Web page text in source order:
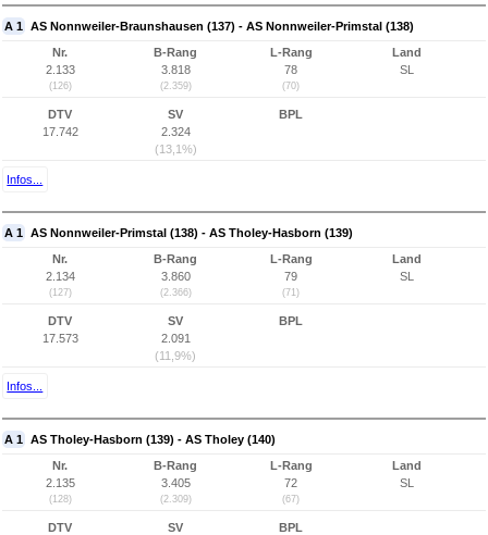
A 1 AS Nonnweiler-Braunshausen (137) - AS Nonnweiler-Primstal (138)
Nr.
2.133
(126)
B-Rang
3.818
(2.359)
L-Rang
78
(70)
Land
SL
DTV
17.742
SV
2.324
(13,1%)
BPL
Infos...
A 1 AS Nonnweiler-Primstal (138) - AS Tholey-Hasborn (139)
Nr.
2.134
(127)
B-Rang
3.860
(2.366)
L-Rang
79
(71)
Land
SL
DTV
17.573
SV
2.091
(11,9%)
BPL
Infos...
A 1 AS Tholey-Hasborn (139) - AS Tholey (140)
Nr.
2.135
(128)
B-Rang
3.405
(2.309)
L-Rang
72
(67)
Land
SL
DTV
SV
BPL